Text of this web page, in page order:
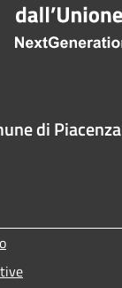
di Piacenza